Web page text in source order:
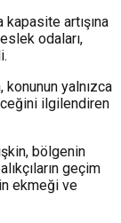
kapasite artışına
odaları,
yalnızca
ilgilendiren
bölgenin
geçim
ekmeği ve